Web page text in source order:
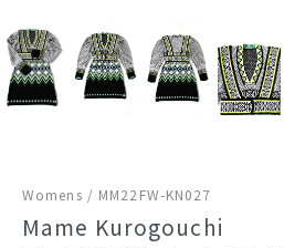
Womens / MM22FW-KN027
Mame Kurogouchi